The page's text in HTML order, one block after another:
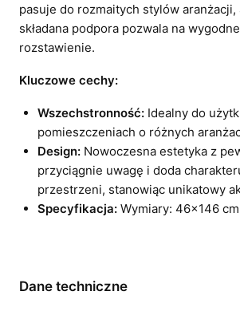
pasuje do rozmaitych stylów aranżacji,
składana podpora pozwala na
rozstawienie.
Kluczowe cechy:
Wszechstronność:Idealny do
pomieszczeniach o różnych
Design:Nowoczesna estetyka z
przyciągnie uwagę i doda
przestrzeni, stanowiąc unikatowy
Specyfikacja:Wymiary: 46×146 cm
Dane techniczne